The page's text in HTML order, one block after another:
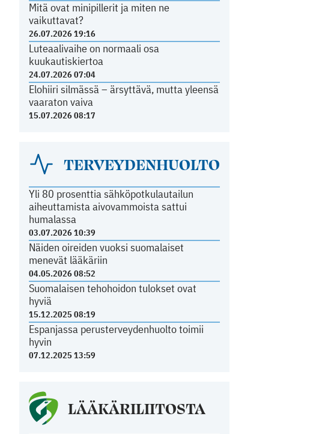
Mitä ovat minipillerit ja miten ne
vaikuttavat?
26.07.2026 19:16
Luteaalivaihe on normaali osa
kuukautiskiertoa
24.07.2026 07:04
Elohiiri silmässä – ärsyttävä, mutta yleensä
vaaraton vaiva
15.07.2026 08:17
TERVEYDENHUOLTO
Yli 80 prosenttia sähköpotkulautailun
aiheuttamista aivovammoista sattui
humalassa
03.07.2026 10:39
Näiden oireiden vuoksi suomalaiset
menevät lääkäriin
04.05.2026 08:52
Suomalaisen tehohoidon tulokset ovat
hyviä
15.12.2025 08:19
Espanjassa perusterveydenhuolto toimii
hyvin
07.12.2025 13:59
LÄÄKÄRILIITOSTA